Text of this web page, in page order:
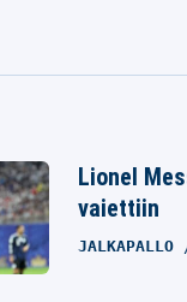
Lionel
vaiettiin
JALKAPALLO